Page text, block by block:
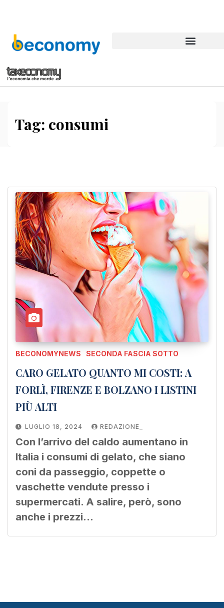
Tag: consumi
BECONOMYNEWS SECONDA FASCIA SOTTO
CARO GELATO QUANTO MI COSTI: A
FORLÌ, FIRENZE E BOLZANO I LISTINI
PIÙ ALTI
LUGLIO 18, 2024 REDAZIONE_
Con l’arrivo del caldo aumentano in
Italia i consumi di gelato, che siano
coni da passeggio, coppette o
vaschette vendute presso i
supermercati. A salire, però, sono
anche i prezzi…